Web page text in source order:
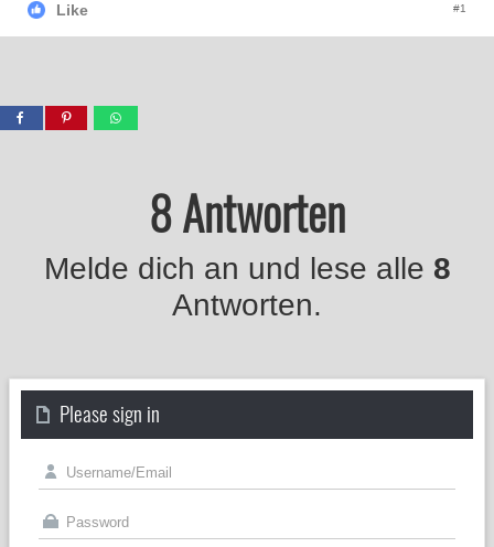
Like #1
8 Antworten
Melde dich an und lese alle 8
Antworten.
Please sign in